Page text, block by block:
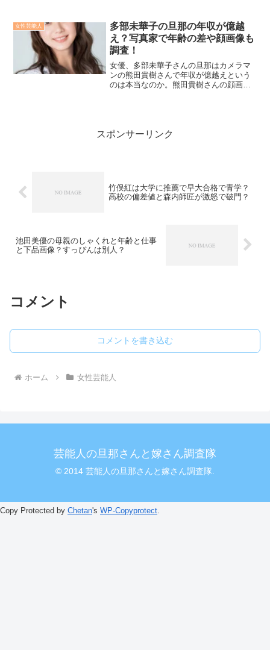
女性芸能人
多部未華子の旦那の年収が億越
え？写真家で年齢の差や顔画像も
調査！
女優、多部未華子さんの旦那はカメラマ
ンの熊田貴樹さんで年収が億越えという
のは本当なのか。熊田貴樹さんの顔画像
スポンサーリンク
竹俣紅は大学に推薦で早大合格で青学？
高校の偏差値と森内師匠が激怒で破門？
池田美優の母親のしゃくれと年齢と仕事
と下品画像？すっぴんは別人？
コメント
コメントを書き込む
ホーム 女性芸能人
芸能人の旦那さんと嫁さん調査隊
© 2014 芸能人の旦那さんと嫁さん調査隊.
Copy Protected by Chetan's WP-Copyprotect.